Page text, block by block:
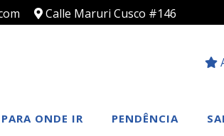
Calle Maruri Cusco #146
PARA ONDE IR PENDÊNCIA